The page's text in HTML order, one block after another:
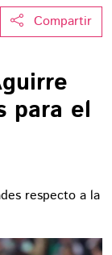
Compartir
para el
respecto a la